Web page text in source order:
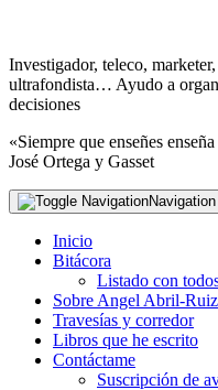
Investigador, teleco,
ultrafondista… Ayudo a
decisiones
«Siempre que enseñes
José Ortega y Gasset
Navigation
Inicio
Bitácora
Listado con
Sobre Angel Abril-Ruiz
Travesías y corredor
Libros que he escrito
Contáctame
Suscripción de